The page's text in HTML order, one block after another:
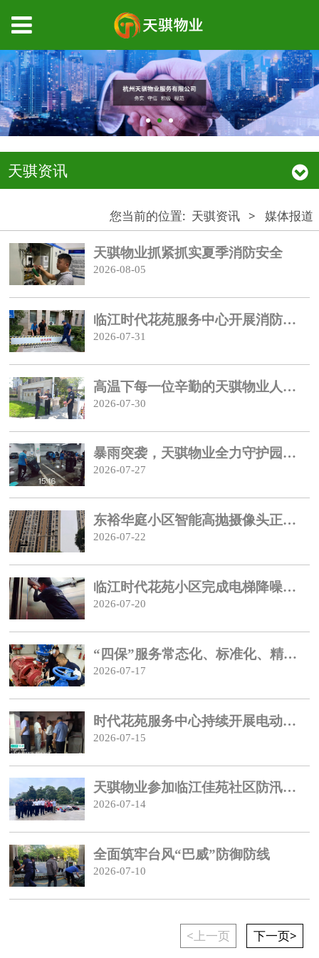
天骐资讯
您当前的位置: 天骐资讯 > 媒体报道
天骐物业抓紧抓实夏季消防安全
2026-08-05
临江时代花苑服务中心开展消防、防汛应急演练培训
2026-07-31
高温下每一位辛勤的天骐物业人都值得被尊重
2026-07-30
暴雨突袭，天骐物业全力守护园区安全
2026-07-27
东裕华庭小区智能高抛摄像头正式投入使用
2026-07-22
临江时代花苑小区完成电梯降噪通风升级改造
2026-07-20
“四保”服务常态化、标准化、精细化 赋能幸福家园
2026-07-17
时代花苑服务中心持续开展电动车库堆积物清理行动
2026-07-15
天骐物业参加临江佳苑社区防汛应急演练
2026-07-14
全面筑牢台风“巴威”防御防线
2026-07-10
<上一页 下一页>